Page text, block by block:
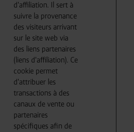
d'affiliation. Il sert à
suivre la provenance
des visiteurs arrivant
sur le site web via
des liens partenaires
(liens d'affiliation). Ce
cookie permet
d'attribuer les
transactions à des
canaux de vente ou
partenaires
spécifiques afin de